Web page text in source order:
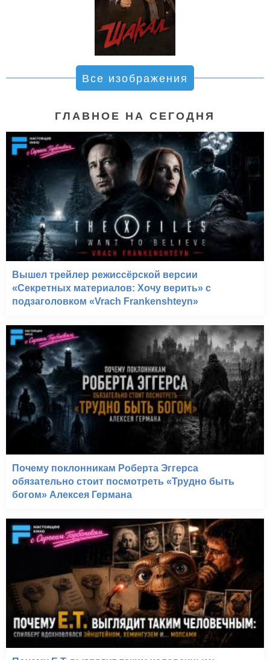
Все изображения
ГЛАВНОЕ НА СЕГОДНЯ
Вышел трейлер режиссёрской версии
«Секретных материалов: Хочу верить» с
подзаголовком «Vrach Frankenshteyn»
Почему поклонникам Роберта Эггерса
обязательно стоит посмотреть «Трудно быть
богом» Алексея Германа